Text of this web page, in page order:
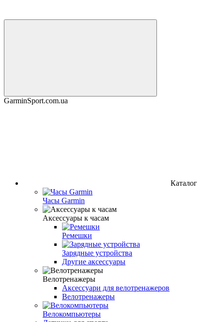
GarminSport.com.ua
Каталог
Часы Garmin
Аксессуары к часам
Ремешки
Зарядные устройства
Другие аксессуары
Велотренажеры
Аксессуари для велотренажеров
Велотренажеры
Велокомпьютеры